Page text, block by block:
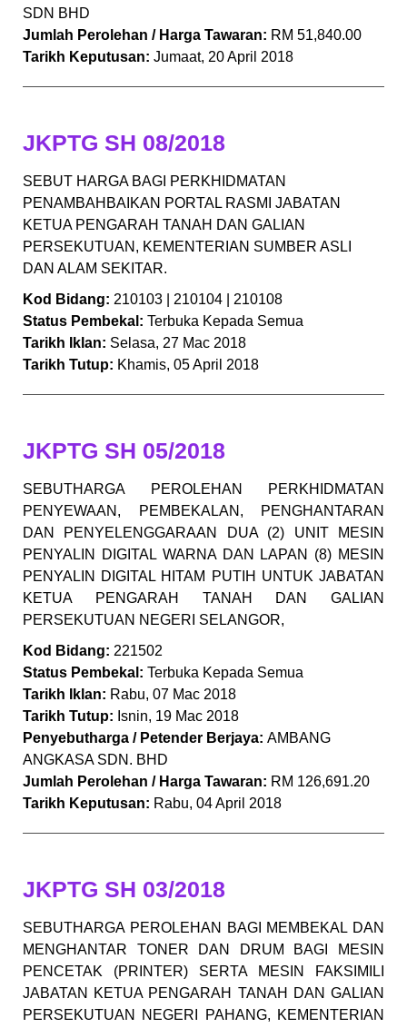
SDN BHD
Jumlah Perolehan / Harga Tawaran: RM 51,840.00
Tarikh Keputusan: Jumaat, 20 April 2018
JKPTG SH 08/2018
SEBUT HARGA BAGI PERKHIDMATAN
PENAMBAHBAIKAN PORTAL RASMI JABATAN
KETUA PENGARAH TANAH DAN GALIAN
PERSEKUTUAN, KEMENTERIAN SUMBER ASLI
DAN ALAM SEKITAR.
Kod Bidang: 210103 | 210104 | 210108
Status Pembekal: Terbuka Kepada Semua
Tarikh Iklan: Selasa, 27 Mac 2018
Tarikh Tutup: Khamis, 05 April 2018
JKPTG SH 05/2018
SEBUTHARGA PEROLEHAN PERKHIDMATAN
PENYEWAAN, PEMBEKALAN, PENGHANTARAN
DAN PENYELENGGARAAN DUA (2) UNIT MESIN
PENYALIN DIGITAL WARNA DAN LAPAN (8) MESIN
PENYALIN DIGITAL HITAM PUTIH UNTUK JABATAN
KETUA PENGARAH TANAH DAN GALIAN
PERSEKUTUAN NEGERI SELANGOR,
Kod Bidang: 221502
Status Pembekal: Terbuka Kepada Semua
Tarikh Iklan: Rabu, 07 Mac 2018
Tarikh Tutup: Isnin, 19 Mac 2018
Penyebutharga / Petender Berjaya: AMBANG
ANGKASA SDN. BHD
Jumlah Perolehan / Harga Tawaran: RM 126,691.20
Tarikh Keputusan: Rabu, 04 April 2018
JKPTG SH 03/2018
SEBUTHARGA PEROLEHAN BAGI MEMBEKAL DAN
MENGHANTAR TONER DAN DRUM BAGI MESIN
PENCETAK (PRINTER) SERTA MESIN FAKSIMILI
JABATAN KETUA PENGARAH TANAH DAN GALIAN
PERSEKUTUAN NEGERI PAHANG, KEMENTERIAN